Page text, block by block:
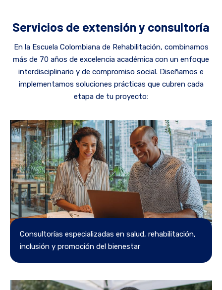
Servicios de extensión y consultoría
En la Escuela Colombiana de Rehabilitación, combinamos
más de 70 años de excelencia académica con un enfoque
interdisciplinario y de compromiso social. Diseñamos e
implementamos soluciones prácticas que cubren cada
etapa de tu proyecto:
Consultorías especializadas en salud, rehabilitación,
inclusión y promoción del bienestar